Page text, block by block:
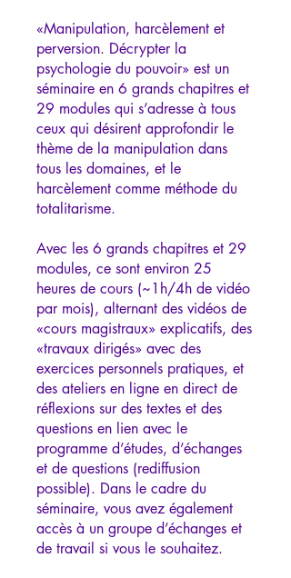
«Manipulation, harcèlement et
perversion. Décrypter la
psychologie du pouvoir» est un
séminaire en 6 grands chapitres et
29 modules qui s’adresse à tous
ceux qui désirent approfondir le
thème de la manipulation dans
tous les domaines, et le
harcèlement comme méthode du
totalitarisme.
Avec les 6 grands chapitres et 29
modules, ce sont environ 25
heures de cours (~1h/4h de vidéo
par mois), alternant des vidéos de
«cours magistraux» explicatifs, des
«travaux dirigés» avec des
exercices personnels pratiques, et
des ateliers en ligne en direct de
réflexions sur des textes et des
questions en lien avec le
programme d’études, d’échanges
et de questions (rediffusion
possible). Dans le cadre du
séminaire, vous avez également
accès à un groupe d’échanges et
de travail si vous le souhaitez.